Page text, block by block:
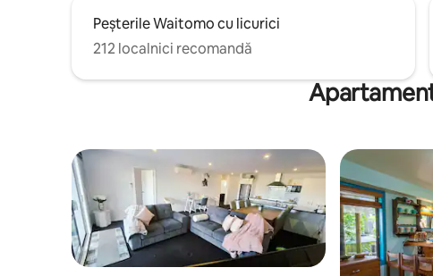
Peșterile Waitomo cu licurici
212 localnici recomandă